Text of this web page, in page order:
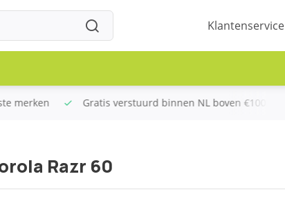
Klantenservice
Gratis verstuurd binnen NL boven €100
Razr 60